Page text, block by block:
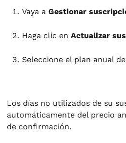
Vaya a Gestionar
Haga clic en Actualizar
Seleccione el plan anual
Los días no utilizados de su
automáticamente del precio
de confirmación.